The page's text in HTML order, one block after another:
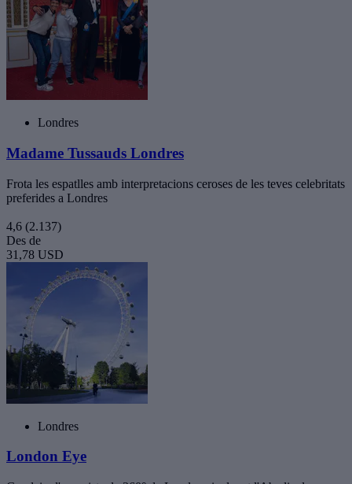
Londres
Madame Tussauds Londres
Frota les espatlles amb interpretacions ceroses de les teves celebritats
preferides a Londres
4,6 (2.137)
Des de
31,78 USD
Londres
London Eye